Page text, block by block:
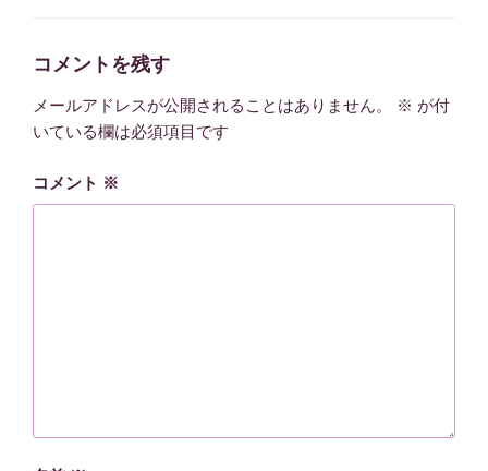
コメントを残す
メールアドレスが公開されることはありません。 ※ が付
いている欄は必須項目です
コメント ※